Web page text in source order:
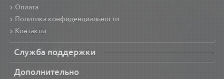
Оплата
Политика конфиденциальности
Контакты
Служба поддержки
Дополнительно